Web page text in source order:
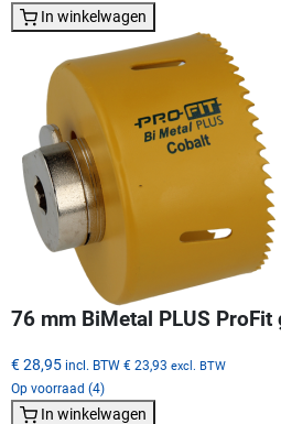
In winkelwagen
76 mm BiMetal PLUS
€ 28,95 incl. BTW € 23,93 excl. BTW
Op voorraad (4)
In winkelwagen